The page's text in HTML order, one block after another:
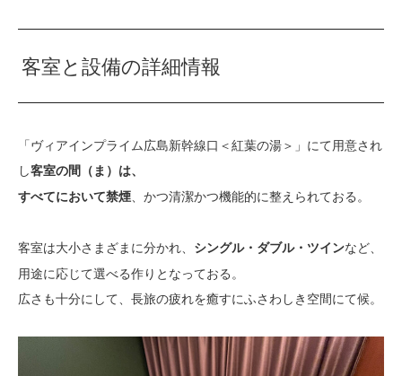
客室と設備の詳細情報
「ヴィアインプライム広島新幹線口＜紅葉の湯＞」にて用意され
し客室の間（ま）は、
すべてにおいて禁煙 、かつ清潔かつ機能的に整えられておる。
客室は大小さまざまに分かれ、 シングル・ダブル・ツインなど、
用途に応じて選べる作りとなっておる。
広さも十分にして、長旅の疲れを癒すにふさわしき空間にて候。